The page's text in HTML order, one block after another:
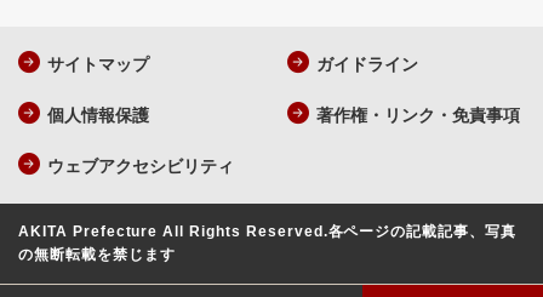
サイトマップ ガイドライン
個人情報保護 著作権・リンク・免責事項
ウェブアクセシビリティ
AKITA Prefecture All Rights Reserved.各ページの記載記事、写真
の無断転載を禁じます